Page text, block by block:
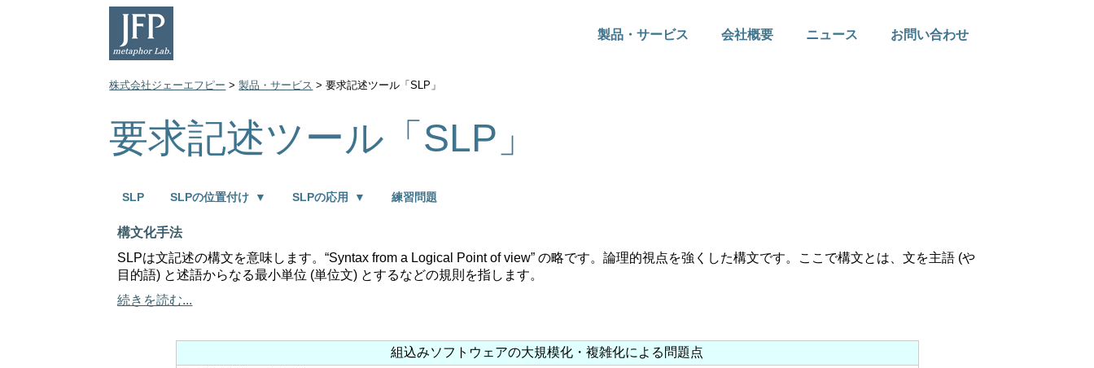
製品・サービス 会社概要 ニュース お問い合わせ
株式会社ジェーエフピー >製品・サービス > 要求記述ツール「SLP」
要求記述ツール「SLP」
SLP SLPの位置付け ▼ SLPの応用 ▼ 練習問題
構文化手法
SLPは文記述の構文を意味します。“Syntax from a Logical Point of view” の略です。論理的視点を強くした構文です。ここで構文とは、文を主語 (や
目的語) と述語からなる最小単位 (単位文) とするなどの規則を指します。
続きを読む...
組込みソフトウェアの大規模化・複雑化による問題点